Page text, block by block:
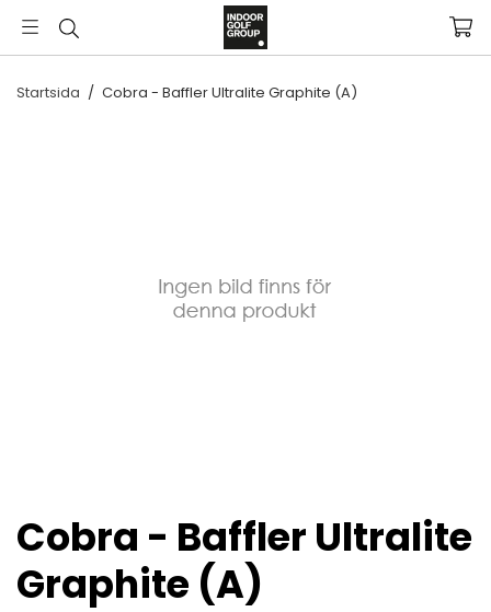
Startsida / Cobra - Baffler Ultralite Graphite (A)
Cobra - Baffler Ultralite
Graphite (A)